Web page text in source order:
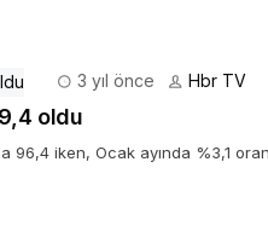
3 yıl önce Hbr TV
oldu
96,4 iken, Ocak ayında %3,1